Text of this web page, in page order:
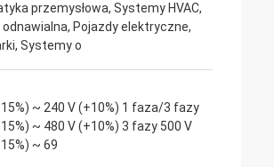
niezawodny partner w zakresie
komponentów przemysłowych.
przemysłowa, Systemy HVAC,
odnawialna, Pojazdy elektryczne,
Systemy o
~ 240 V (+10%) 1 faza/3 fazy
~ 480 V (+10%) 3 fazy 500 V
~ 69